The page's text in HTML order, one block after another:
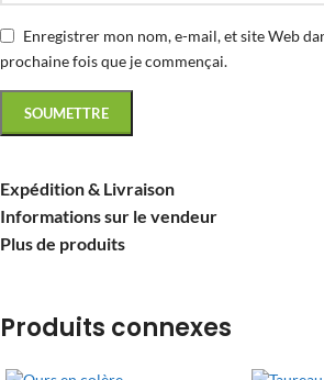
Enregistrer mon nom, e-mail, et site Web
prochaine fois que je commençai.
Expédition & Livraison
Informations sur le vendeur
Plus de produits
Produits connexes